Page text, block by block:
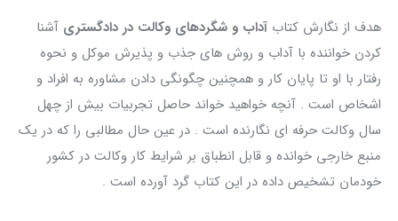
هدف از نگارش کتاب آداب و شگردهای وکالت در دادگستری آشنا
کردن خواننده با آداب و روش های جذب و پذیرش موکل و نحوه
رفتار با او تا پایان کار و همچنین چگونگی دادن مشاوره به افراد و
اشخاص است . آنچه خواهید خواند حاصل تجربیات بیش از چهل
سال وکالت حرفه ای نگارنده است . در عین حال مطالبی را که در یک
منبع خارجی خوانده و قابل انطباق بر شرایط کار وکالت در کشور
خودمان تشخیص داده در این کتاب گرد آورده است .